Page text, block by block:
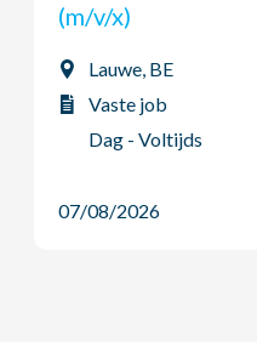
(m/v/x)
Lauwe, BE
Vaste job
Dag - Voltijds
07/08/2026